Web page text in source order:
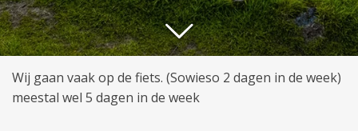
Wij gaan vaak op de fiets. (Sowieso 2 dagen in de week)
meestal wel 5 dagen in de week